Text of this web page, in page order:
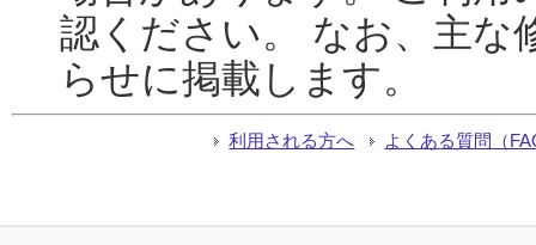
認ください。 なお、主な
らせに掲載します。
利用される方へ よくある質問（